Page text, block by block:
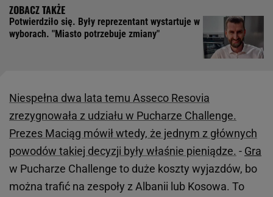
Potwierdziło się. Były reprezentant wystartuje w
wyborach. "Miasto potrzebuje zmiany"
Niespełna dwa lata temu Asseco Resovia
zrezygnowała z udziału w Pucharze Challenge.
Prezes Maciąg mówił wtedy, że jednym z głównych
powodów takiej decyzji były właśnie pieniądze. - Gra
w Pucharze Challenge to duże koszty wyjazdów, bo
można trafić na zespoły z Albanii lub Kosowa. To